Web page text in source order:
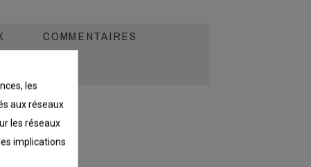
COMMENTAIRES
les
aux réseaux
les réseaux
implications